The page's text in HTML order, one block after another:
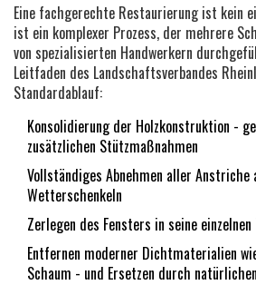
Eine fachgerechte Restaurierung ist kein
ist ein komplexer Prozess, der mehrere
von spezialisierten Handwerkern
Leitfaden des Landschaftsverbandes
Standardablauf:
Konsolidierung der Holzkonstruktion -
zusätzlichen Stützmaßnahmen
Vollständiges Abnehmen aller Anstriche
Wetterschenkeln
Zerlegen des Fensters in seine einzelnen
Entfernen moderner Dichtmaterialien
Schaum - und Ersetzen durch